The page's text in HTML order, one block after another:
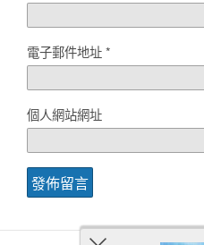
電子郵件地址*
個人網站網址